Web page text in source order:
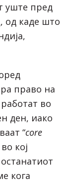
уште пред
од каде што
право на
во
ден, иако
“core
кој
кога